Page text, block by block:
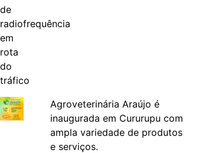
Agroveterinária Araújo é
inaugurada em Cururupu com
ampla variedade de produtos
e serviços.